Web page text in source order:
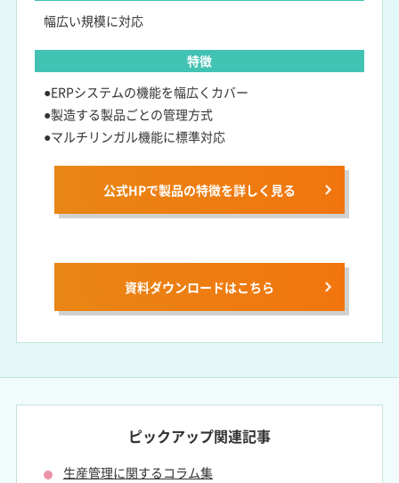
幅広い規模に対応
特徴
●ERPシステムの機能を幅広くカバー
●製造する製品ごとの管理方式
●マルチリンガル機能に標準対応
公式HPで製品の特徴を詳しく見る
資料ダウンロードはこちら
ピックアップ関連記事
生産管理に関するコラム集